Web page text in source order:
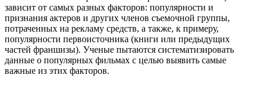
зависит от самых разных факторов: популярности и
признания актеров и других членов съемочной группы,
потраченных на рекламу средств, а также, к примеру,
популярности первоисточника (книги или предыдущих
частей франшизы). Ученые пытаются систематизировать
данные о популярных фильмах с целью выявить самые
важные из этих факторов.